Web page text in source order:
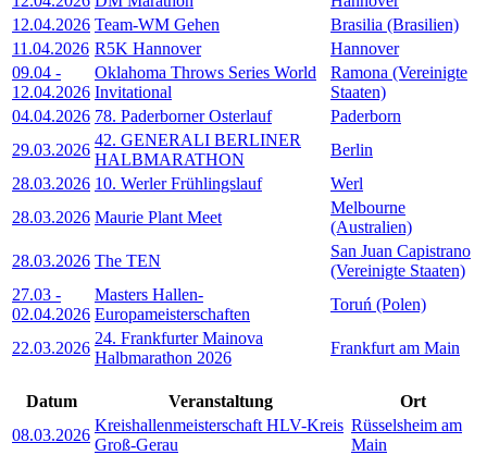
12.04.2026 Team-WM Gehen
Brasilia (Brasilien)
11.04.2026 R5K Hannover
Hannover
09.04 -
12.04.2026
Oklahoma Throws Series World
Invitational
Ramona (Vereinigte
Staaten)
04.04.2026 78. Paderborner Osterlauf
Paderborn
29.03.2026
42. GENERALI BERLINER
HALBMARATHON
Berlin
28.03.2026 10. Werler Frühlingslauf
Werl
28.03.2026 Maurie Plant Meet
Melbourne
(Australien)
28.03.2026 The TEN
San Juan Capistrano
(Vereinigte Staaten)
27.03 -
02.04.2026
Masters Hallen-
Europameisterschaften
Toruń (Polen)
22.03.2026
24. Frankfurter Mainova
Halbmarathon 2026
Frankfurt am Main
Datum Veranstaltung
Ort
08.03.2026
Kreishallenmeisterschaft HLV-Kreis
Groß-Gerau
Rüsselsheim am
Main